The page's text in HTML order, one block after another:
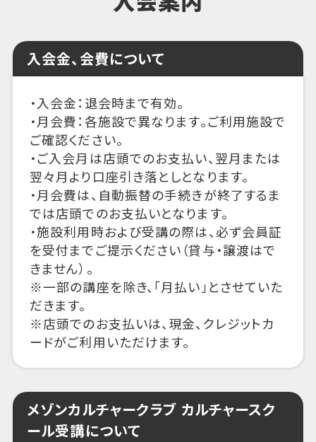
入会金、会費について
・入会金：退会時まで有効。
・月会費：各施設で異なります。ご利用施設で
ご確認ください。
・ご入会月は店頭でのお支払い、翌月または
翌々月より口座引き落としとなります。
・月会費は、自動振替の手続きが終了するま
では店頭でのお支払いとなります。
・施設利用時および受講の際は、必ず会員証
を受付までご提示ください（貸与・譲渡はで
きません）。
※一部の講座を除き、「月払い」とさせていた
だきます。
※店頭でのお支払いは、現金、クレジットカ
ードがご利用いただけます。
メゾンカルチャークラブ カルチャースク
ール受講について